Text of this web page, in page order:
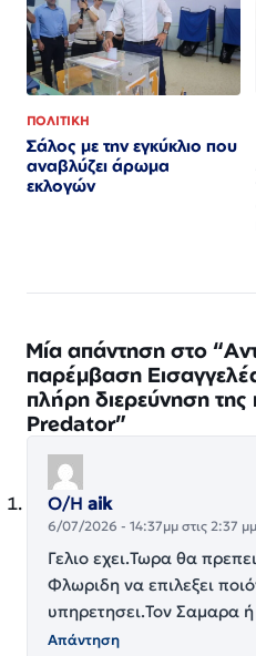
ΠΟΛΙΤΙΚΗ
Σάλος με την εγκύκλιο που
αναβλύζει άρωμα
εκλογών
Μία απάντηση στο
παρέμβαση
πλήρη διερεύνηση της
Predator”
Ο/Η aik
6/07/2026 - 14:37μμ στις 2:37 μμ
Γελιο εχει.Τωρα θα
Φλωριδη να επιλεξει
υπηρετησει.Τον Σαμαρα
Απάντηση